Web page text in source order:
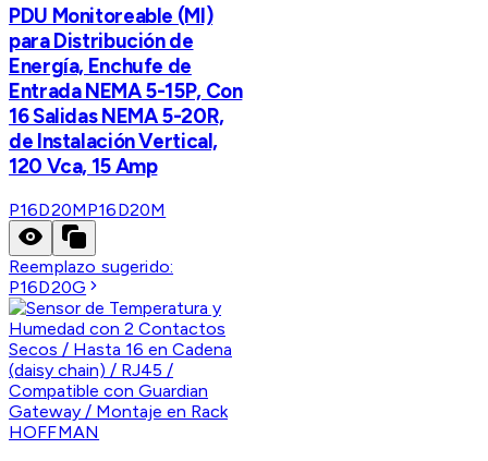
PDU Monitoreable (MI)
para Distribución de
Energía, Enchufe de
Entrada NEMA 5-15P, Con
16 Salidas NEMA 5-20R,
de Instalación Vertical,
120 Vca, 15 Amp
P16D20MP16D20M
Reemplazo sugerido:
P16D20G
HOFFMAN